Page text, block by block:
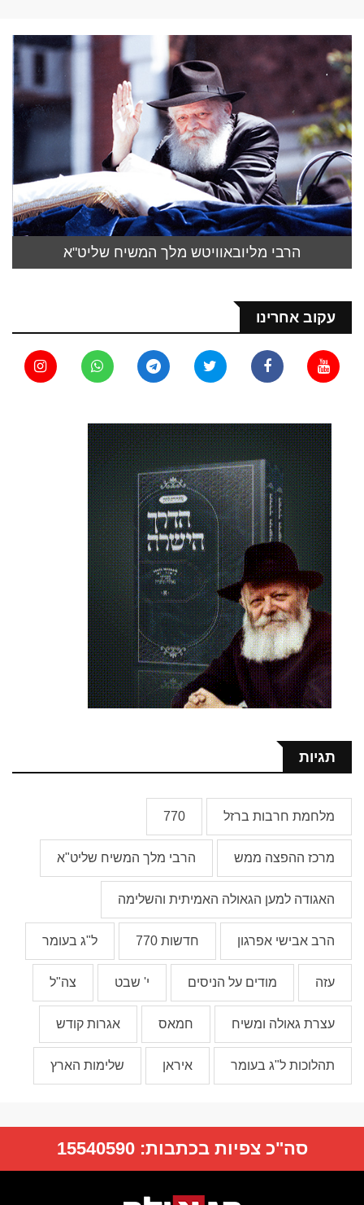
הרבי מליובאוויטש מלך המשיח שליט"א
עקוב אחרינו
תגיות
מלחמת חרבות ברזל 770
מרכז ההפצה ממש הרבי מלך המשיח שליט"א
האגודה למען הגאולה האמיתית והשלימה
הרב אבישי אפרגון חדשות 770 ל"ג בעומר
עזה מודים על הניסים י' שבט צה"ל
עצרת גאולה ומשיח חמאס אגרות קודש
תהלוכות ל"ג בעומר איראן שלימות הארץ
סה"כ צפיות בכתבות:15540590